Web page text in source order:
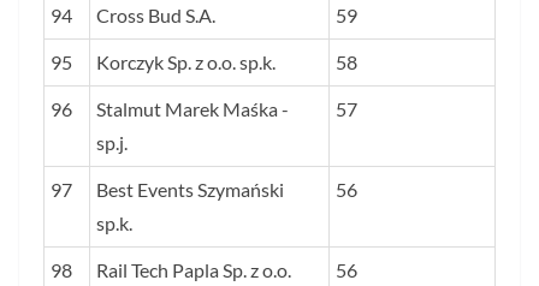
94 Cross Bud S.A. 59
95 Korczyk Sp. z o.o. sp.k. 58
96
Stalmut Marek Maśka -
sp.j.
57
97
Best Events Szymański
sp.k.
56
98 Rail Tech Papla Sp. z o.o. 56